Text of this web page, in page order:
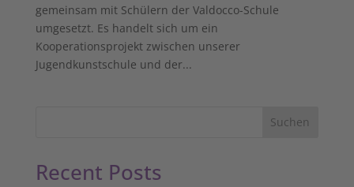
gemeinsam mit Schülern der Valdocco-Schule
umgesetzt. Es handelt sich um ein
Kooperationsprojekt zwischen unserer
Jugendkunstschule und der...
Suchen
Recent Posts